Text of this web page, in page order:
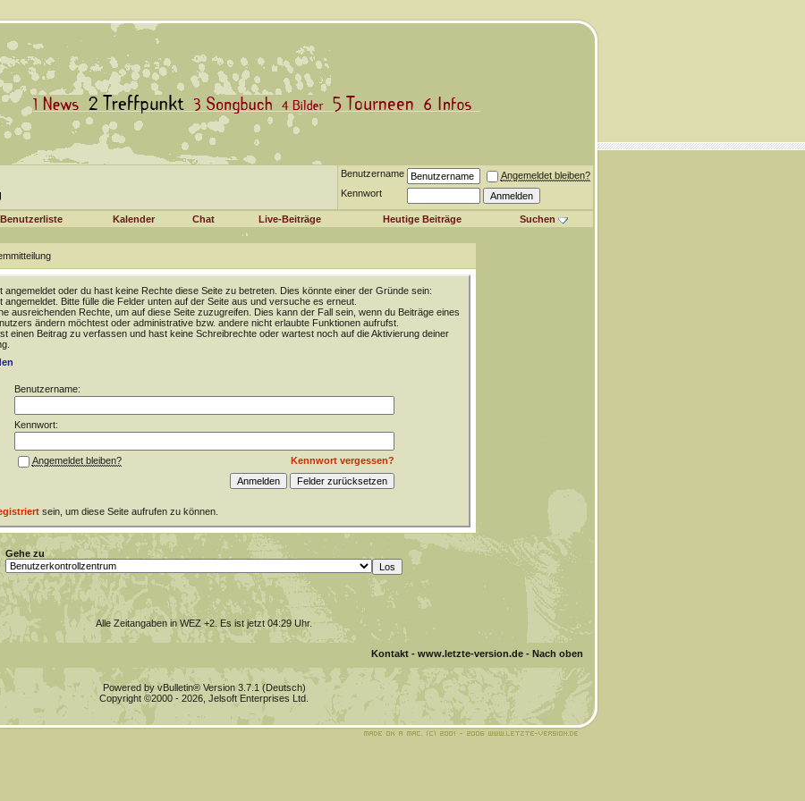
Benutzername
Angemeldet bleiben?
Kennwort
Benutzerliste Kalender Chat Live-Beiträge Heutige Beiträge Suchen
angemeldet oder du hast keine Rechte diese Seite zu betreten. Dies könnte einer der Gründe sein:
angemeldet. Bitte fülle die Felder unten auf der Seite aus und versuche es erneut.
ausreichenden Rechte, um auf diese Seite zuzugreifen. Dies kann der Fall sein, wenn du Beiträge eines
ändern möchtest oder administrative bzw. andere nicht erlaubte Funktionen aufrufst.
einen Beitrag zu verfassen und hast keine Schreibrechte oder wartest noch auf die Aktivierung deiner
Benutzername:
Kennwort:
Kennwort vergessen?
Angemeldet bleiben?
sein, um diese Seite aufrufen zu können.
Gehe zu
Alle Zeitangaben in WEZ +2. Es ist jetzt04:29Uhr.
Kontakt- www.letzte-version.de- Nach oben
Powered by vBulletin® Version 3.7.1 (Deutsch)
Copyright ©2000 - 2026, Jelsoft Enterprises Ltd.